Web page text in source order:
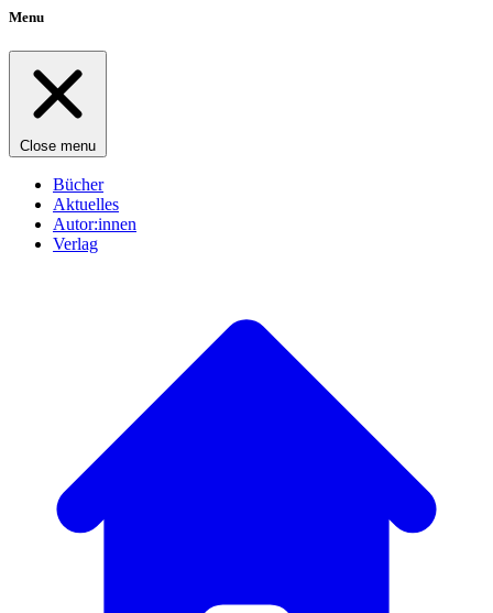
Menu
Close menu
Bücher
Aktuelles
Autor:innen
Verlag